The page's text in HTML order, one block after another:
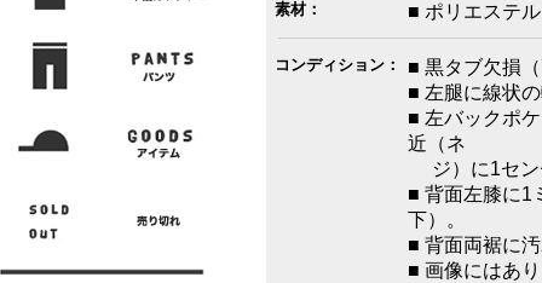
素材： ■ ポリエステル
コンディション：
■ 黒タブ欠損
■ 左腿に線状
■ 左バックポ
近（ネ
ジ）に1セン
■ 背面左膝に1
下）。
■ 背面両裾に
■ 画像にはあ